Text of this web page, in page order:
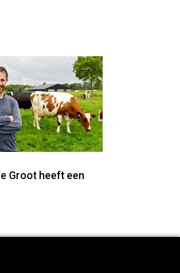
Groot heeft een